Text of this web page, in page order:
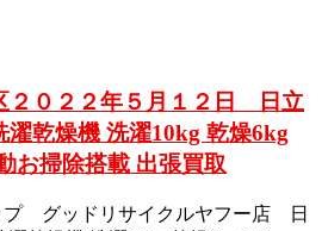
２０２２年５月１２日 日立
濯乾燥機 洗濯10kg 乾燥6kg
お掃除搭載 出張買取
プ グッドリサイクルヤフー店 日